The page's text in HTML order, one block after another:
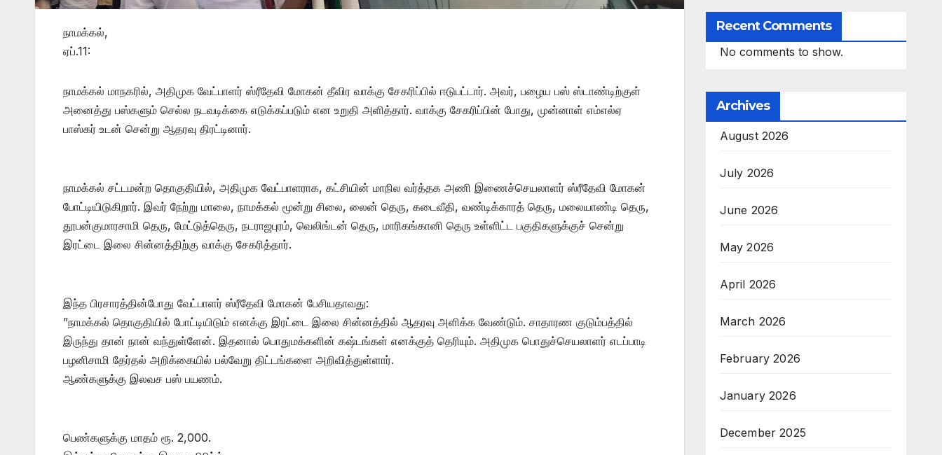
நாமக்கல்,
ஏப்.11:
நாமக்கல் மாநகரில், அதிமுக வேட்பாளர் ஸ்ரீதேவி மோகன் தீவிர வாக்கு சேகரிப்பில் ஈடுபட்டார். அவர், பழைய பஸ் ஸ்டாண்டிற்குள்
அனைத்து பஸ்களும் செல்ல நடவடிக்கை எடுக்கப்படும் என உறுதி அளித்தார். வாக்கு சேகரிப்பின் போது, முன்னாள் எம்எல்ஏ
பாஸ்கர் உடன் சென்று ஆதரவு திரட்டினார்.
​நாமக்கல் சட்டமன்ற தொகுதியில், அதிமுக வேட்பாளராக, கட்சியின் மாநில வர்த்தக அணி இணைச்செயலாளர் ஸ்ரீதேவி மோகன்
போட்டியிடுகிறார். இவர் நேற்று மாலை, நாமக்கல் மூன்று சிலை, லைன் தெரு, கடைவீதி, வண்டிக்காரத் தெரு, மலையாண்டி தெரு,
தூபன்குமாரசாமி தெரு, மேட்டுத்தெரு, நடராஜபுரம், வெலிங்டன் தெரு, மாரிகங்கானி தெரு உள்ளிட்ட பகுதிகளுக்குச் சென்று
இரட்டை இலை சின்னத்திற்கு வாக்கு சேகரித்தார்.
​இந்த பிரசாரத்தின்போது வேட்பாளர் ஸ்ரீதேவி மோகன் பேசியதாவது:
​”நாமக்கல் தொகுதியில் போட்டியிடும் எனக்கு இரட்டை இலை சின்னத்தில் ஆதரவு அளிக்க வேண்டும். சாதாரண குடும்பத்தில்
இருந்து தான் நான் வந்துள்ளேன். இதனால் பொதுமக்களின் கஷ்டங்கள் எனக்குத் தெரியும். அதிமுக பொதுச்செயலாளர் எடப்பாடி
பழனிசாமி தேர்தல் அறிக்கையில் பல்வேறு திட்டங்களை அறிவித்துள்ளார்.
​ஆண்களுக்கு இலவச பஸ் பயணம்.
​பெண்களுக்கு மாதம் ரூ. 2,000.
Recent Comments
No comments to show.
Archives
August 2026
July 2026
June 2026
May 2026
April 2026
March 2026
February 2026
January 2026
December 2025